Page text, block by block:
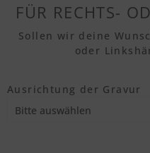
FÜR RECHTS-
Sollen wir deine
oder
Ausrichtung der Gravur